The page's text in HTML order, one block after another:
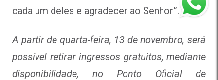
cada um deles e agradecer ao Senhor”.
A partir de quarta-feira, 13 de novembro, será
possível retirar ingressos gratuitos, mediante
disponibilidade, no Ponto Oficial de